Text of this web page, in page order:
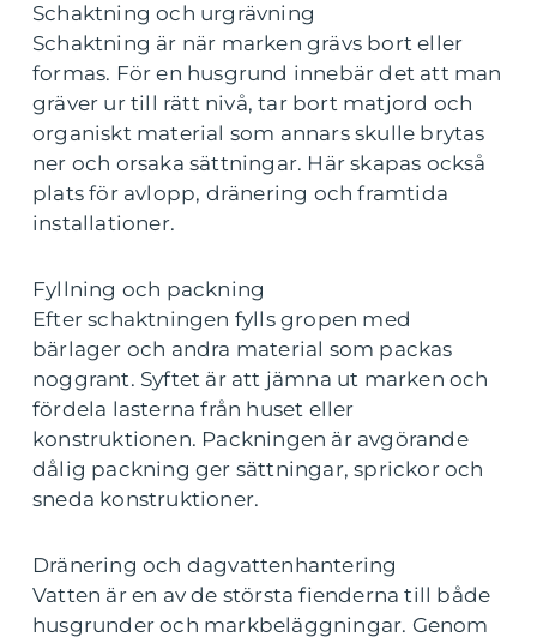
Schaktning och urgrävning
Schaktning är när marken grävs bort eller
formas. För en husgrund innebär det att man
gräver ur till rätt nivå, tar bort matjord och
organiskt material som annars skulle brytas
ner och orsaka sättningar. Här skapas också
plats för avlopp, dränering och framtida
installationer.
Fyllning och packning
Efter schaktningen fylls gropen med
bärlager och andra material som packas
noggrant. Syftet är att jämna ut marken och
fördela lasterna från huset eller
konstruktionen. Packningen är avgörande
dålig packning ger sättningar, sprickor och
sneda konstruktioner.
Dränering och dagvattenhantering
Vatten är en av de största fienderna till både
husgrunder och markbeläggningar. Genom